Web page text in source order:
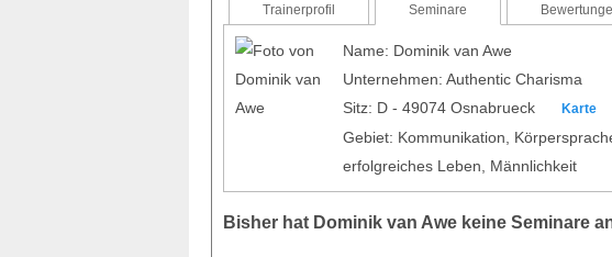
Trainerprofil Seminare
Name: Dominik van Awe
Unternehmen: Authentic Charisma
Sitz: D - 49074 Osnabrueck
Karte
Gebiet: Kommunikation,
erfolgreiches Leben, Männlichkeit
Bisher hat Dominik van Awe keine Seminare